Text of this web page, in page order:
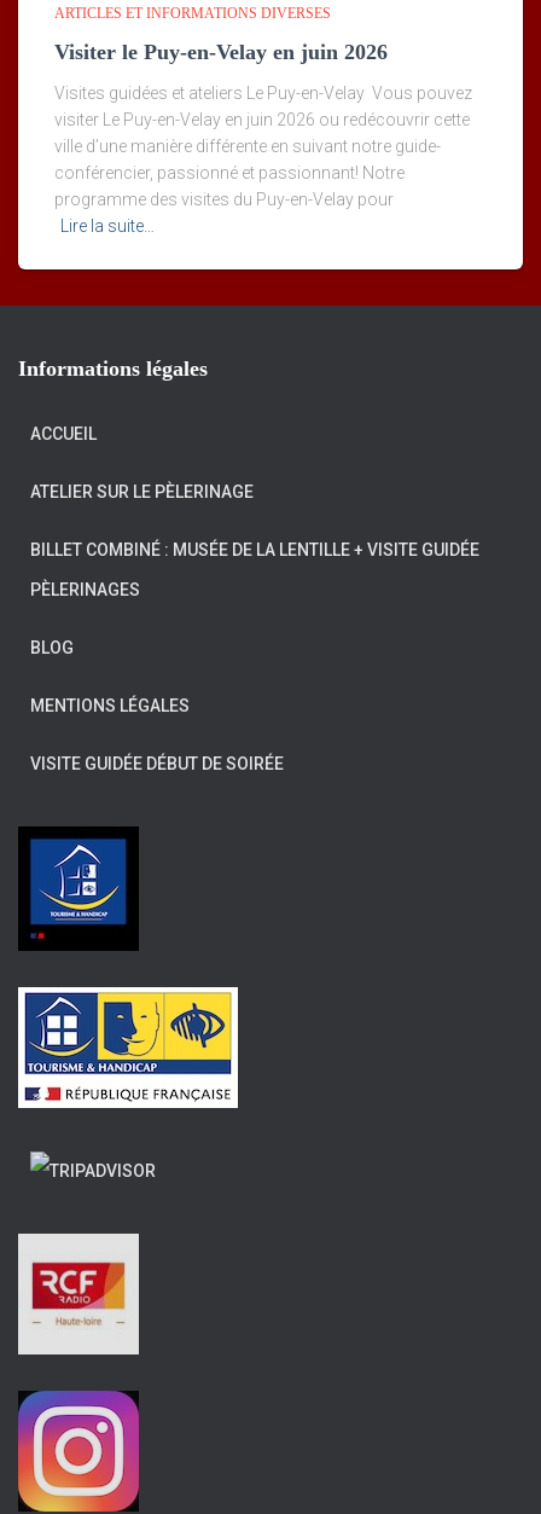
ARTICLES ET INFORMATIONS DIVERSES
Visiter le Puy-en-Velay en juin 2026
Visites guidées et ateliers Le Puy-en-Velay Vous pouvez
visiter Le Puy-en-Velay en juin 2026 ou redécouvrir cette
ville d’une manière différente en suivant notre guide-
conférencier, passionné et passionnant! Notre
programme des visites du Puy-en-Velay pour
Lire la suite…
Informations légales
ACCUEIL
ATELIER SUR LE PÈLERINAGE
BILLET COMBINÉ : MUSÉE DE LA LENTILLE + VISITE GUIDÉE
PÈLERINAGES
BLOG
MENTIONS LÉGALES
VISITE GUIDÉE DÉBUT DE SOIRÉE